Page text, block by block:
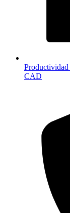
Productividad
CAD